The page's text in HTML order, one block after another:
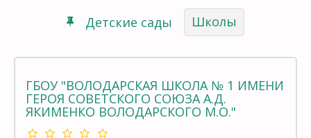
Детские сады Школы
ГБОУ "ВОЛОДАРСКАЯ ШКОЛА № 1 ИМЕНИ
ГЕРОЯ СОВЕТСКОГО СОЮЗА А.Д.
ЯКИМЕНКО ВОЛОДАРСКОГО М.О."